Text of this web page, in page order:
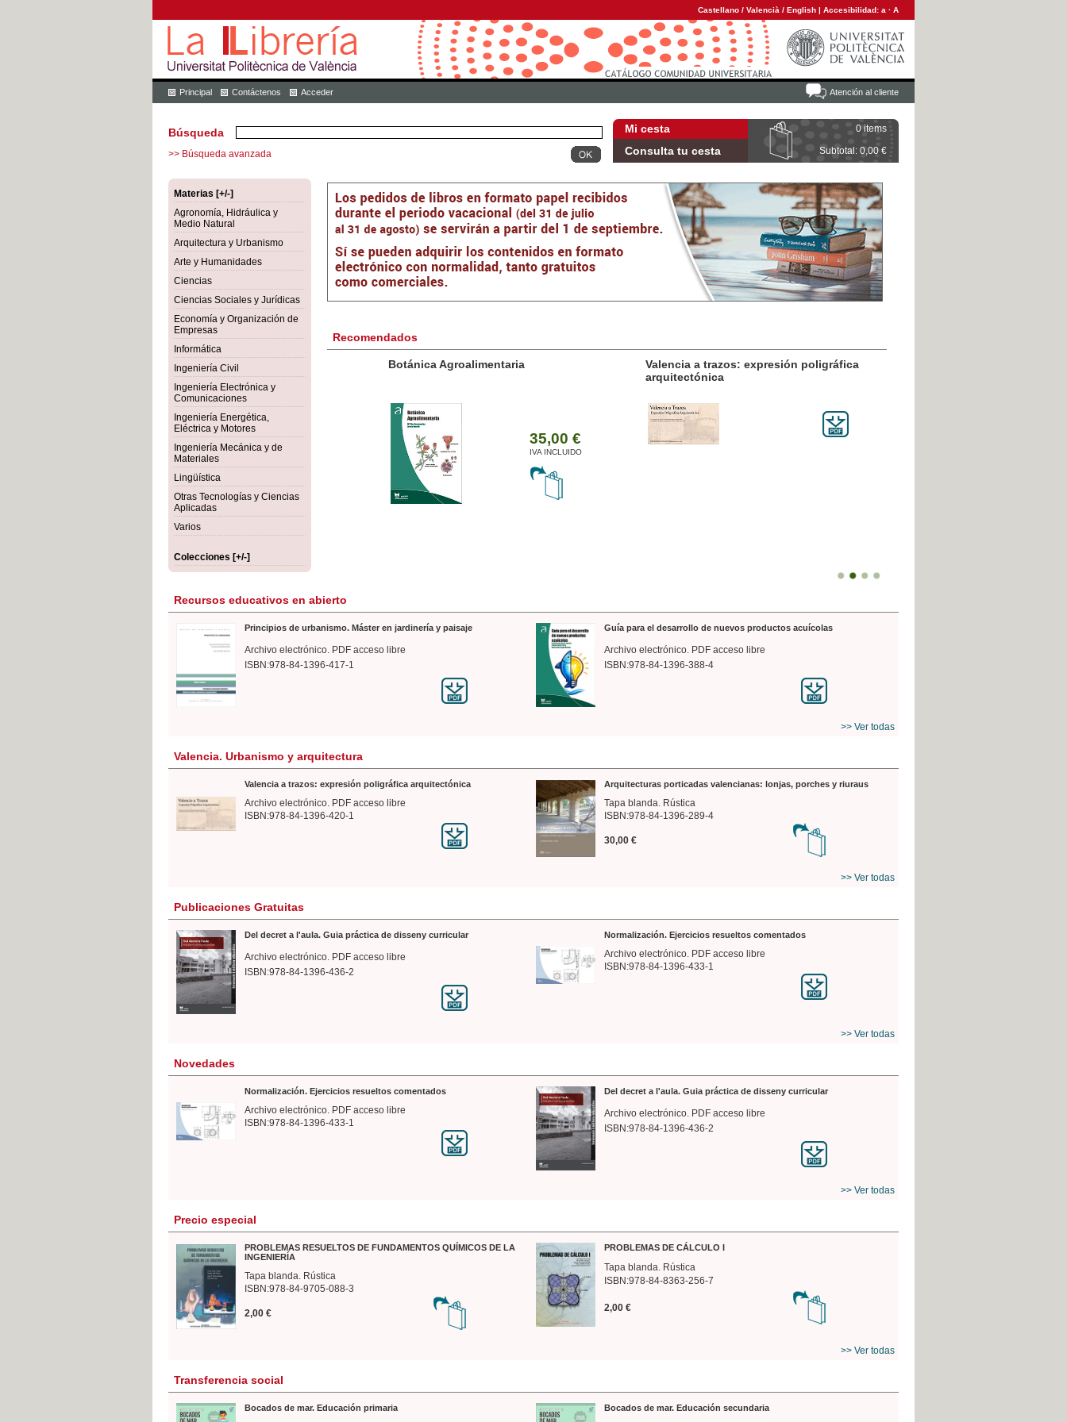
Castellano / Valencià / English | Accesibilidad: a · A
Atención al cliente
Principal Contáctenos Acceder
Mi cesta 0 items
Consulta tu cesta Subtotal: 0,00 €
Búsqueda
>> Búsqueda avanzada
Materias [+/-]
Agronomía, Hidráulica y
Medio Natural
Arquitectura y Urbanismo
Arte y Humanidades
Ciencias
Ciencias Sociales y Jurídicas
Economía y Organización de
Empresas
Informática
Ingeniería Civil
Ingeniería Electrónica y
Comunicaciones
Ingeniería Energética,
Eléctrica y Motores
Ingeniería Mecánica y de
Materiales
Lingüística
Otras Tecnologías y Ciencias
Aplicadas
Varios
Colecciones [+/-]
Recomendados
Botánica Agroalimentaria
Valencia a trazos: expresión poligráfica
arquitectónica
Recursos educativos en abierto
Principios de urbanismo. Máster en jardinería y paisaje
Archivo electrónico. PDF acceso libre
ISBN:978-84-1396-417-1
Guía para el desarrollo de nuevos productos acuícolas
Archivo electrónico. PDF acceso libre
ISBN:978-84-1396-388-4
>> Ver todas
Valencia. Urbanismo y arquitectura
Valencia a trazos: expresión poligráfica arquitectónica
Archivo electrónico. PDF acceso libre
ISBN:978-84-1396-420-1
Arquitecturas porticadas valencianas: lonjas, porches y riuraus
Tapa blanda. Rústica
ISBN:978-84-1396-289-4
30,00 €
>> Ver todas
Publicaciones Gratuitas
Del decret a l'aula. Guia práctica de disseny curricular
Archivo electrónico. PDF acceso libre
ISBN:978-84-1396-436-2
Normalización. Ejercicios resueltos comentados
Archivo electrónico. PDF acceso libre
ISBN:978-84-1396-433-1
>> Ver todas
Novedades
Normalización. Ejercicios resueltos comentados
Archivo electrónico. PDF acceso libre
ISBN:978-84-1396-433-1
Del decret a l'aula. Guia práctica de disseny curricular
Archivo electrónico. PDF acceso libre
ISBN:978-84-1396-436-2
>> Ver todas
Precio especial
PROBLEMAS RESUELTOS DE FUNDAMENTOS QUÍMICOS DE LA
INGENIERÍA
Tapa blanda. Rústica
ISBN:978-84-9705-088-3
2,00 €
PROBLEMAS DE CÁLCULO I
Tapa blanda. Rústica
ISBN:978-84-8363-256-7
2,00 €
>> Ver todas
Transferencia social
Bocados de mar. Educación primaria Bocados de mar. Educación secundaria